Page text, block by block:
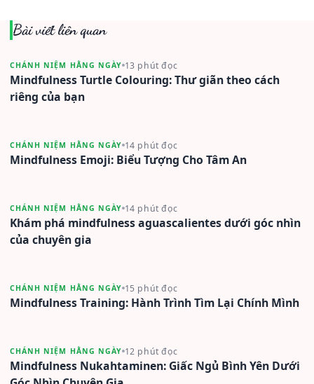
Bài viết liên quan
CHÁNH NIỆM HẰNG NGÀY 13 phút đọc
Mindfulness Turtle Colouring: Thư giãn theo cách
riêng của bạn
CHÁNH NIỆM HẰNG NGÀY 14 phút đọc
Mindfulness Emoji: Biểu Tượng Cho Tâm An
CHÁNH NIỆM HẰNG NGÀY 14 phút đọc
Khám phá mindfulness aguascalientes dưới góc nhìn
của chuyên gia
CHÁNH NIỆM HẰNG NGÀY 15 phút đọc
Mindfulness Training: Hành Trình Tìm Lại Chính Mình
CHÁNH NIỆM HẰNG NGÀY 12 phút đọc
Mindfulness Nukahtaminen: Giấc Ngủ Bình Yên Dưới